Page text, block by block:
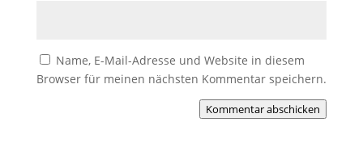
Name, E-Mail-Adresse und Website in diesem
Browser für meinen nächsten Kommentar speichern.
Kommentar abschicken